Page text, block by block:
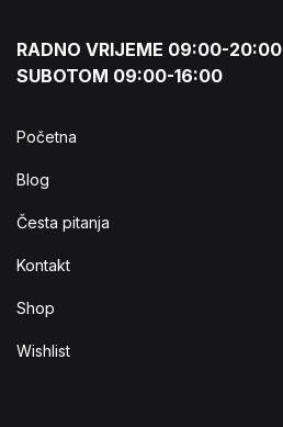
RADNO VRIJEME 09:00-20:00
SUBOTOM 09:00-16:00
Početna
Blog
Česta pitanja
Kontakt
Shop
Wishlist